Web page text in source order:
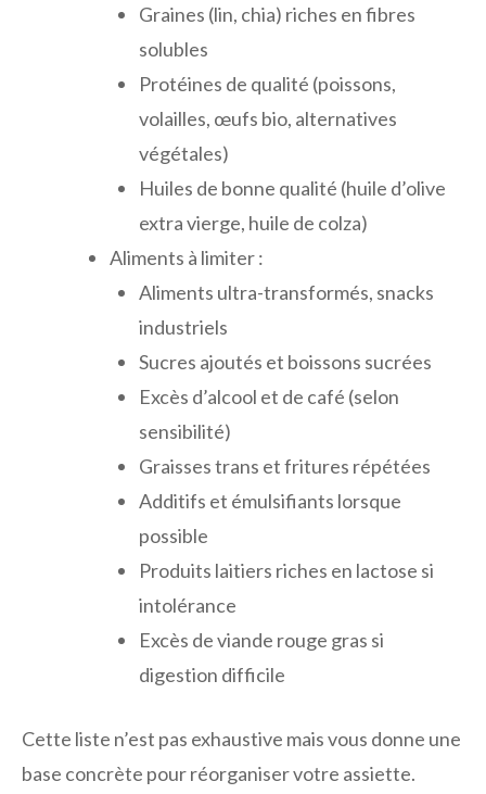
Graines (lin, chia) riches en fibres
solubles
Protéines de qualité (poissons,
volailles, œufs bio, alternatives
végétales)
Huiles de bonne qualité (huile d’olive
extra vierge, huile de colza)
Aliments à limiter :
Aliments ultra-transformés, snacks
industriels
Sucres ajoutés et boissons sucrées
Excès d’alcool et de café (selon
sensibilité)
Graisses trans et fritures répétées
Additifs et émulsifiants lorsque
possible
Produits laitiers riches en lactose si
intolérance
Excès de viande rouge gras si
digestion difficile
Cette liste n’est pas exhaustive mais vous donne une
base concrète pour réorganiser votre assiette.